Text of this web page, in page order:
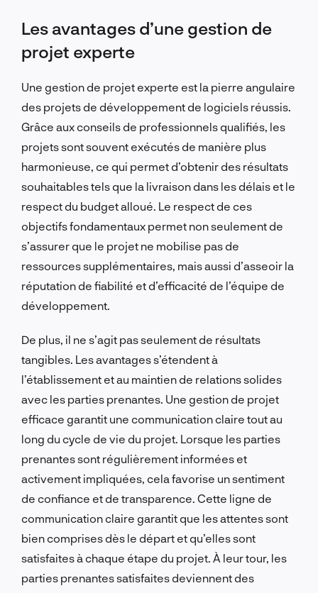
Les avantages d’une gestion de
projet experte
Une gestion de projet experte est la pierre angulaire
des projets de développement de logiciels réussis.
Grâce aux conseils de professionnels qualifiés, les
projets sont souvent exécutés de manière plus
harmonieuse, ce qui permet d’obtenir des résultats
souhaitables tels que la livraison dans les délais et le
respect du budget alloué. Le respect de ces
objectifs fondamentaux permet non seulement de
s’assurer que le projet ne mobilise pas de
ressources supplémentaires, mais aussi d’asseoir la
réputation de fiabilité et d’efficacité de l’équipe de
développement.
De plus, il ne s’agit pas seulement de résultats
tangibles. Les avantages s’étendent à
l’établissement et au maintien de relations solides
avec les parties prenantes. Une gestion de projet
efficace garantit une communication claire tout au
long du cycle de vie du projet. Lorsque les parties
prenantes sont régulièrement informées et
activement impliquées, cela favorise un sentiment
de confiance et de transparence. Cette ligne de
communication claire garantit que les attentes sont
bien comprises dès le départ et qu’elles sont
satisfaites à chaque étape du projet. À leur tour, les
parties prenantes satisfaites deviennent des